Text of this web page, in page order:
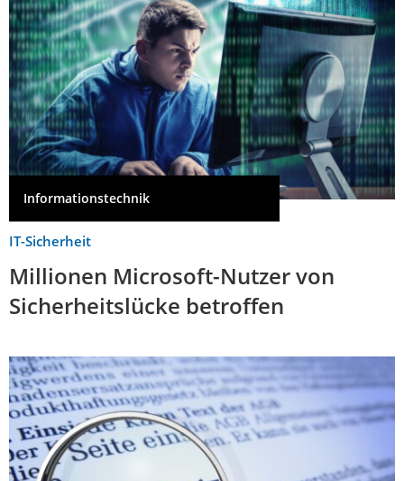
Informationstechnik
IT-Sicherheit
Millionen Microsoft-Nutzer von
Sicherheitslücke betroffen